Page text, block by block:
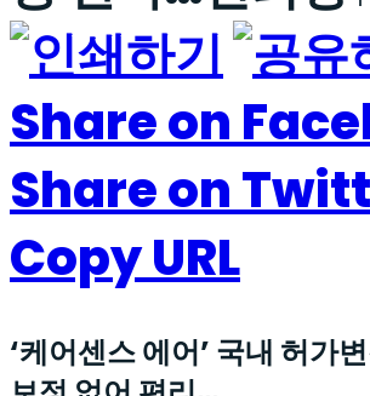
Share on
Share on
Copy URL
‘케어센스 에어’ 국내 허가